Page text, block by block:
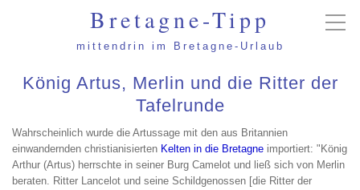
Bretagne-Tipp
mittendrin im Bretagne-Urlaub
König Artus, Merlin und die Ritter der
Tafelrunde
Wahrscheinlich wurde die Artussage mit den aus Britannien
einwandernden christianisierten Kelten in die Bretagne importiert: "König
Arthur (Artus) herrschte in seiner Burg Camelot und ließ sich von Merlin
beraten. Ritter Lancelot und seine Schildgenossen [die Ritter der